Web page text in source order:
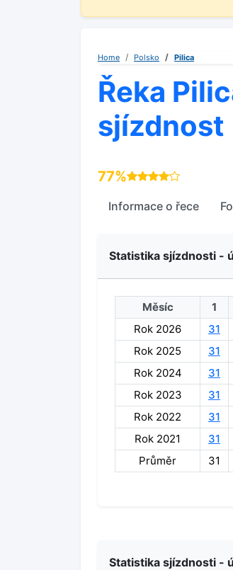
Home Polsko Pilica
Řeka
sjízdnost
77%
Informace o řece
Statistika sjízdnosti -
Měsíc 1
Rok 2026
31
Rok 2025
31
Rok 2024
31
Rok 2023
31
Rok 2022
31
Rok 2021
31
Průměr
31
Statistika sjízdnosti -